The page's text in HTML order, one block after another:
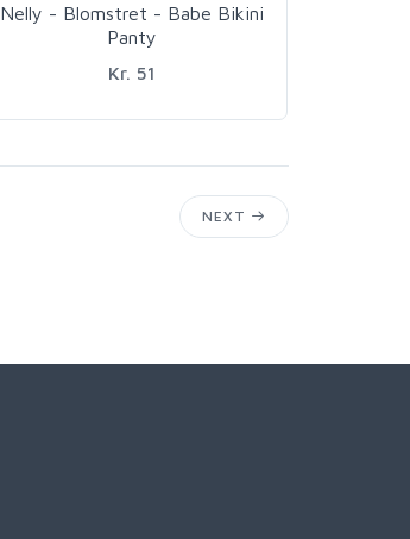
Nelly - Blomstret - Babe Bikini
Panty
Kr. 51
NEXT